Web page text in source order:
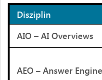
Disziplin
AIO – AI Overviews
AEO – Answer Engine